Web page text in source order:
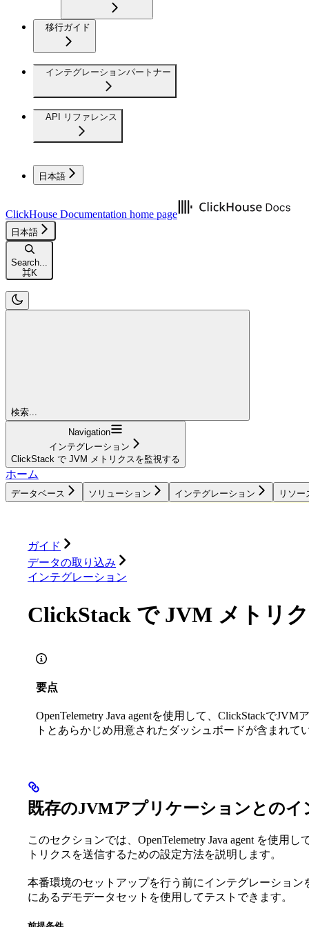
移行ガイド
インテグレーションパートナー
API リファレンス
日本語
ClickHouse Documentation home page
日本語
Search...
⌘K
検索...
Navigation
インテグレーション
ClickStack で JVM メトリクスを監視する
ホーム
データベース ソリューション インテグレーション リソー
ガイド
データの取り込み
インテグレーション
ClickStack で JVM メトリ
要点
OpenTelemetry Java agentを使用して、ClickStackで
トとあらかじめ用意されたダッシュボードが含まれて
既存のJVMアプリケーションとの
このセクションでは、OpenTelemetry Java agent を使用
トリクスを送信するための設定方法を説明します。
本番環境のセットアップを行う前にインテグレーション
にあるデモデータセットを使用してテストできます。